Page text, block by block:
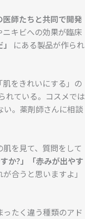
医師たちと共同で開発
キビへの効果が臨床
にある製品が作られ
をきれいにする」の
れている。コスメでは
い。薬剤師さんに相談
を見て、質問をして
か?」「赤みが出やす
合うと思いますよ」
たく違う種類のアド